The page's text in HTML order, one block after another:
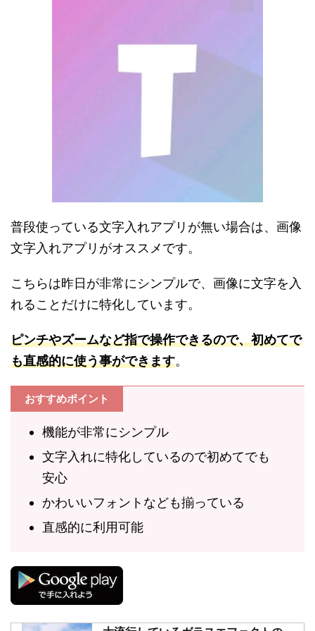
普段使っている文字入れアプリが無い場合は、画像
文字入れアプリがオススメです。
こちらは昨日が非常にシンプルで、画像に文字を入
れることだけに特化しています。
ピンチやズームなど指で操作できるので、初めてで
も直感的に使う事ができます。
おすすめポイント
機能が非常にシンプル
文字入れに特化しているので初めてでも
安心
かわいいフォントなども揃っている
直感的に利用可能